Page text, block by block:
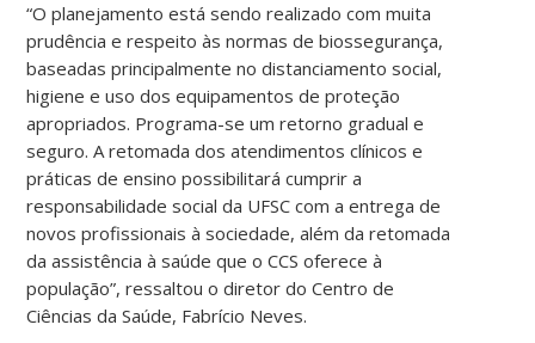
“O planejamento está sendo realizado com muita
prudência e respeito às normas de biossegurança,
baseadas principalmente no distanciamento social,
higiene e uso dos equipamentos de proteção
apropriados. Programa-se um retorno gradual e
seguro. A retomada dos atendimentos clínicos e
práticas de ensino possibilitará cumprir a
responsabilidade social da UFSC com a entrega de
novos profissionais à sociedade, além da retomada
da assistência à saúde que o CCS oferece à
população”, ressaltou o diretor do Centro de
Ciências da Saúde, Fabrício Neves.